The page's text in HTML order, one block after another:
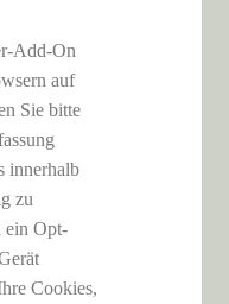
Add-On
auf
Sie bitte
innerhalb
zu
ein Opt-
Cookies,